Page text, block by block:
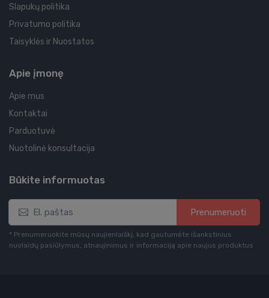
Slapukų politika
Privatumo politika
Taisyklės ir Nuostatos
Apie įmonę
Apie mus
Kontaktai
Parduotuvė
Nuotolinė konsultacija
Būkite informuotas
Prenumeruoti
* Prenumeruokite mūsų naujienlaiškį, kad gautumėte išankstinius
nuolaidų pasiūlymus, atnaujinimus ir informaciją apie naujus produktus